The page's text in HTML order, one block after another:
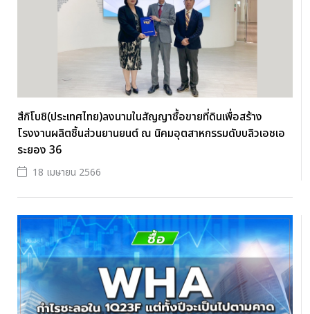
สึกิโบชิ(ประเทศไทย)ลงนามในสัญญาซื้อขายที่ดินเพื่อสร้าง
โรงงานผลิตชิ้นส่วนยานยนต์ ณ นิคมอุตสาหกรรมดับบลิวเอชเอ
ระยอง 36
18 เมษายน 2566